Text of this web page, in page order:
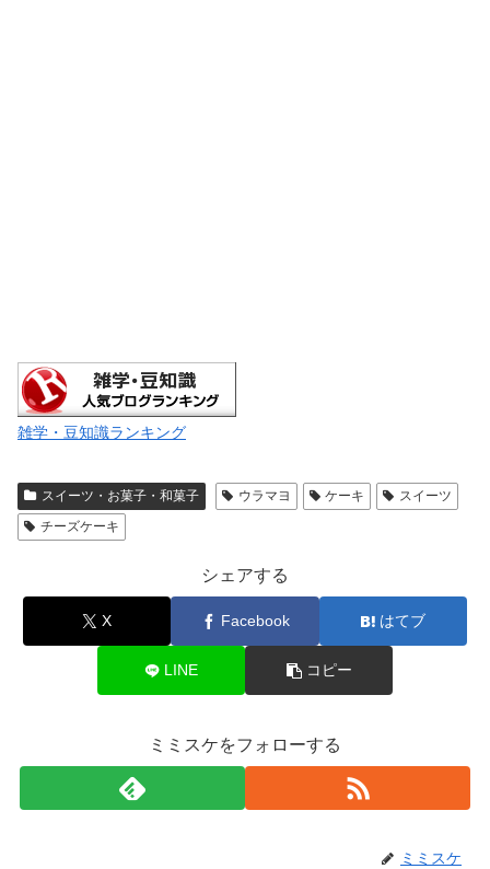
雑学・豆知識ランキング
スイーツ・お菓子・和菓子 ウラマヨ ケーキ
スイーツ
チーズケーキ
シェアする
X Facebook はてブ
LINE コピー
ミミスケをフォローする
ミミスケ